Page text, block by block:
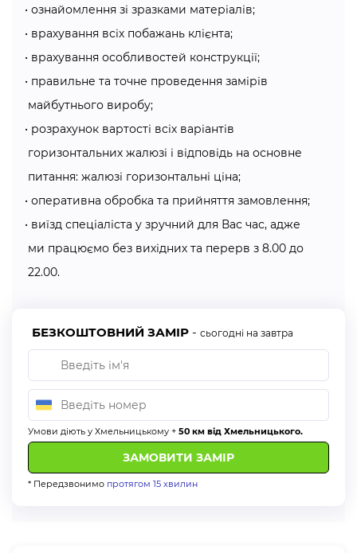
відміну від штор із тканини;
супер легкі в догляді, оскільки достатньо протирати їх
вологою серветкою;
горизонтальні жалюзі мають доступну ціну щодо
Види горизонтальних жалюзі в Хмельницькому:
Жалюзі горизонтальні алюмінієві— надають захист
Перфоровані жалюзі
— їх особливість в конструкції,
завдяки якій є можливість регулювати сонячне світло
в кімнаті.
Жалюзі з дерева (бамбука)
необхідний, потім приступаємо до замірів.
1) Замір на стулку вікна:
необхідно в кількох місцях виміряти ширину віконної
стулки (по межах штапика) і вибрати найбільше
отримане число;
ознайомлення зі зразками матеріалів;
врахування всіх побажань клієнта;
врахування особливостей конструкції;
правильне та точне проведення замірів
майбутнього виробу;
розрахунок вартості всіх варіантів
горизонтальних жалюзі і відповідь на основне
питання: жалюзі горизонтальні ціна;
оперативна обробка та прийняття замовлення;
виїзд спеціаліста у зручний для Вас час, адже
ми працюємо без вихідних та перерв з 8.00 до
22.00.
БЕЗКОШТОВНИЙ ЗАМІР - сьогодні на завтра
Умови діють у Хмельницькому + 50 км від Хмельницького.
* Передзвонимо протягом 15 хвилин